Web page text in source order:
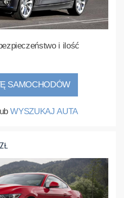
i ilość
SAMOCHODÓW
WYSZUKAJ AUTA